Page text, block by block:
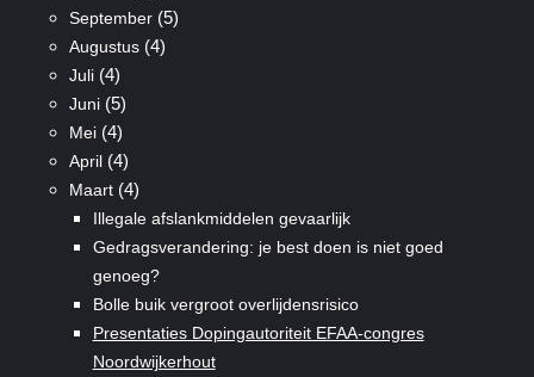
September(5)
Augustus(4)
Juli(4)
Juni(5)
Mei(4)
April(4)
Maart(4)
Illegale afslankmiddelen gevaarlijk
Gedragsverandering: je best doen is niet goed
genoeg?
Bolle buik vergroot overlijdensrisico
Presentaties Dopingautoriteit EFAA-congres
Noordwijkerhout